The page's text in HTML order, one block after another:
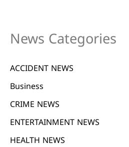
News Categories
ACCIDENT NEWS
Business
CRIME NEWS
ENTERTAINMENT NEWS
HEALTH NEWS